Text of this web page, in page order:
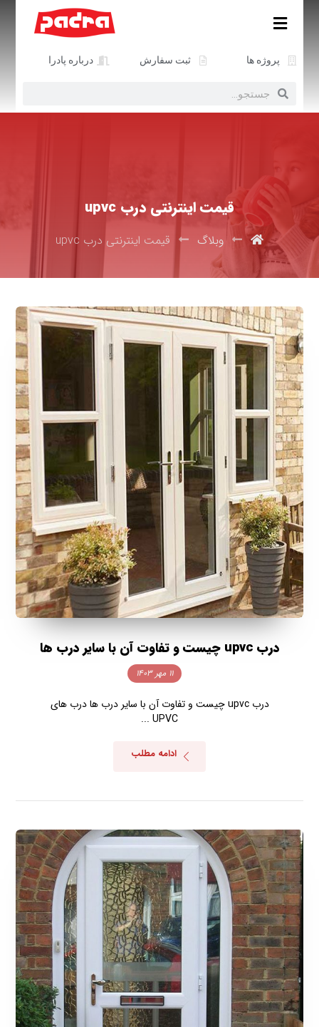
پروژه ها ثبت سفارش درباره پادرا
قیمت اینترنتی درب upvc
وبلاگ قیمت اینترنتی درب upvc
درب upvc چیست و تفاوت آن با سایر درب ها
۱۱ مهر ۱۴۰۳
درب upvc چیست و تفاوت آن با سایر درب ها درب‌ های
UPVC ...
ادامه مطلب